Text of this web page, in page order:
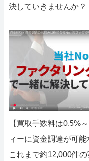
決していきませんか？
【買取手数料は0.5%
ィーに資金調達が可能
これまで約12,000件